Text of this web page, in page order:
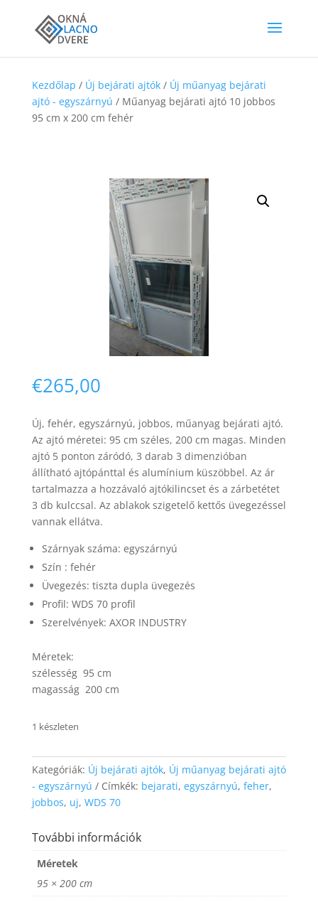
Kezdőlap / Új bejárati ajtók/ Új műanyag bejárati
ajtó - egyszárnyú / Műanyag bejárati ajtó 10 jobbos
95 cm x 200 cm fehér
€265,00
Új, fehér, egyszárnyú, jobbos, műanyag bejárati ajtó.
Az ajtó méretei: 95 cm széles, 200 cm magas. Minden
ajtó 5 ponton záródó, 3 darab 3 dimenzióban
állítható ajtópánttal és alumínium küszöbbel. Az ár
tartalmazza a hozzávaló ajtókilincset és a zárbetétet
3 db kulccsal. Az ablakok szigetelő kettős üvegezéssel
vannak ellátva.
Szárnyak száma: egyszárnyú
Szín : fehér
Üvegezés: tiszta dupla üvegezés
Profil: WDS 70 profil
Szerelvények: AXOR INDUSTRY
Méretek:
szélesség 95 cm
magasság 200 cm
1 készleten
Kategóriák: Új bejárati ajtók, Új műanyag bejárati ajtó
- egyszárnyú
Címkék: bejarati, egyszárnyú, feher,
jobbos, uj, WDS 70
További információk
Méretek
95 × 200 cm
Necessary
These
cookies are
not
optional.
They are
needed for
Statistics
improve the
Experience
possible
refuse these